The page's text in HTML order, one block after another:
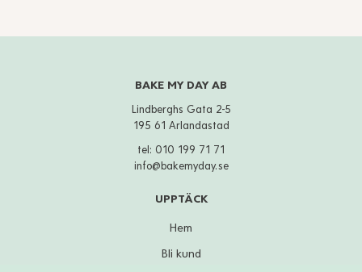
BAKE MY DAY AB
Lindberghs Gata 2-5
195 61 Arlandastad
tel: 010 199 71 71
info@bakemyday.se
UPPTÄCK
Hem
Bli kund